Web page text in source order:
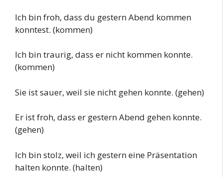
Ich bin froh, dass du gestern Abend kommen
konntest. (kommen)
Ich bin traurig, dass er nicht kommen konnte.
(kommen)
Sie ist sauer, weil sie nicht gehen konnte. (gehen)
Er ist froh, dass er gestern Abend gehen konnte.
(gehen)
Ich bin stolz, weil ich gestern eine Präsentation
halten konnte. (halten)